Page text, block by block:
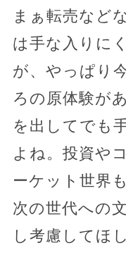
まぁ転売など
は手な入りに
が、やっぱり
ろの原体験が
を出してでも
よね。投資や
ーケット世界
次の世代への
し考慮してほ